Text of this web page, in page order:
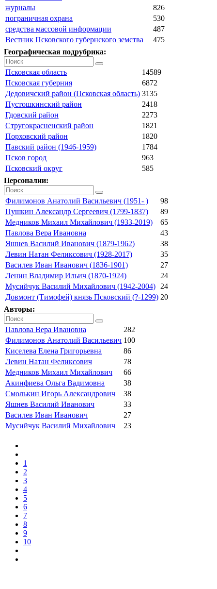
журналы
826
пограничная охрана
530
средства массовой информации
487
Вестник Псковского губернского земства
475
Географическая подрубрика:
Псковская область
14589
Псковская губерния
6872
Дедовичский район (Псковская область) 3135
Пустошкинский район
2418
Гдовский район
2273
Стругокрасненский район
1821
Порховский район
1820
Павский район (1946-1959)
1784
Псков город
963
Псковский округ
585
Персоналии:
Филимонов Анатолий Васильевич (1951- )
98
Пушкин Александр Сергеевич (1799-1837)
89
Медников Михаил Михайлович (1933-2019)
65
Павлова Вера Ивановна
43
Яшнев Василий Иванович (1879-1962)
38
Левин Натан Феликсович (1928-2017)
35
Василев Иван Иванович (1836-1901)
27
Ленин Владимир Ильич (1870-1924)
24
Мусийчук Василий Михайлович (1942-2004)
24
Довмонт (Тимофей) князь Псковский (?-1299) 20
Авторы:
Павлова Вера Ивановна
282
Филимонов Анатолий Васильевич 100
Киселева Елена Григорьевна
86
Левин Натан Феликсович
78
Медников Михаил Михайлович
66
Акинфиева Ольга Вадимовна
38
Смолькин Игорь Александрович
38
Яшнев Василий Иванович
33
Василев Иван Иванович
27
Мусийчук Василий Михайлович
23
1
2
3
4
5
6
7
8
9
10